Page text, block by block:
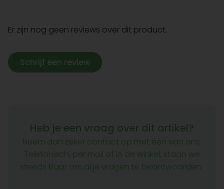
Er zijn nog geen reviews over dit product.
Schrijf een review
Heb je een vraag over dit artikel?
Neem dan zeker contact op met één van ons.
Telefonisch, per mail of in de winkel, staan we
steeds klaar om al je vragen te beantwoorden.